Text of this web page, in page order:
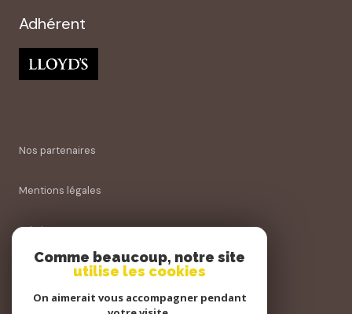
Adhérent
Nos partenaires
Mentions légales
Admin
Nos honoraires
Comme beaucoup, notre site
utilise les cookies
On aimerait vous accompagner pendant